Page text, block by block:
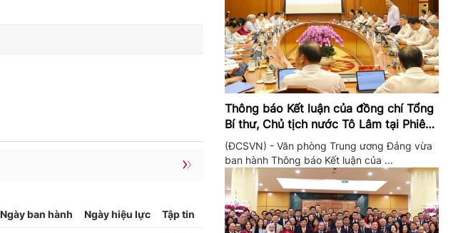
Ngày ban hành Ngày hiệu lực Tập tin
Thông báo Kết luận của đồng chí Tổng
Bí thư, Chủ tịch nước Tô Lâm tại Phiên
họp Ban Chỉ đạo Trung ương thực hiện
Nghị quyết 57
(ĐCSVN) - Văn phòng Trung ương Đảng vừa
ban hành Thông báo Kết luận của ...